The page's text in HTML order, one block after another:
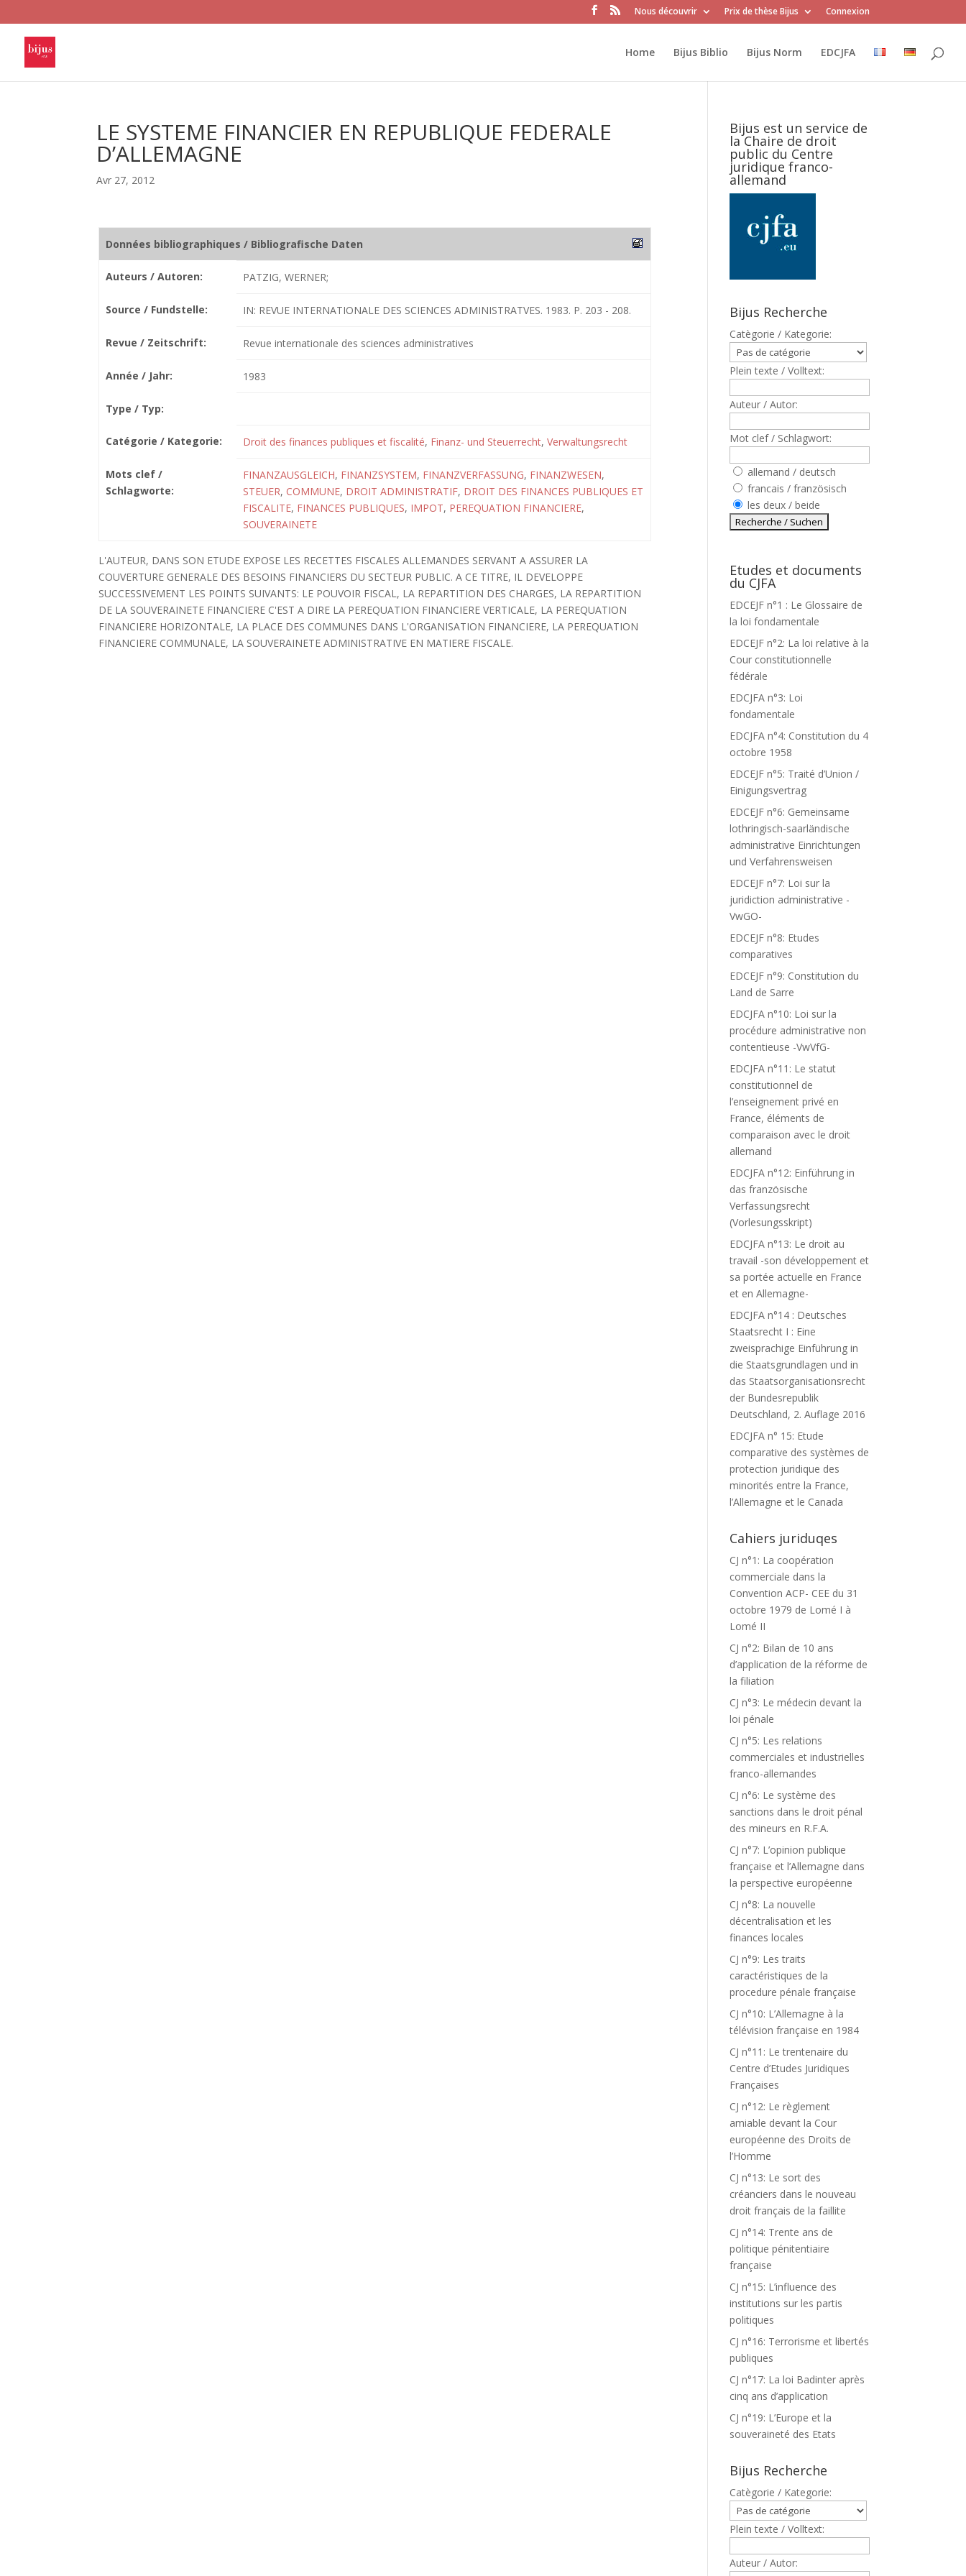
Nous découvrir Prix de thèse Bijus Connexion
Home Bijus Biblio Bijus Norm EDCJFA
LE SYSTEME FINANCIER EN REPUBLIQUE FEDERALE
D’ALLEMAGNE
Avr 27, 2012
Données bibliographiques / Bibliografische Daten
Auteurs / Autoren: PATZIG, WERNER;
Source / Fundstelle: IN: REVUE INTERNATIONALE DES SCIENCES ADMINISTRATVES. 1983. P. 203 - 208.
Revue / Zeitschrift: Revue internationale des sciences administratives
Année / Jahr: 1983
Type / Typ:
Catégorie / Kategorie: Droit des finances publiques et fiscalité, Finanz- und Steuerrecht, Verwaltungsrecht
Mots clef /
Schlagworte:
FINANZAUSGLEICH, FINANZSYSTEM, FINANZVERFASSUNG, FINANZWESEN,
STEUER, COMMUNE, DROIT ADMINISTRATIF, DROIT DES FINANCES PUBLIQUES ET
FISCALITE, FINANCES PUBLIQUES, IMPOT, PEREQUATION FINANCIERE,
SOUVERAINETE
L'AUTEUR, DANS SON ETUDE EXPOSE LES RECETTES FISCALES ALLEMANDES SERVANT A ASSURER LA
COUVERTURE GENERALE DES BESOINS FINANCIERS DU SECTEUR PUBLIC. A CE TITRE, IL DEVELOPPE
SUCCESSIVEMENT LES POINTS SUIVANTS: LE POUVOIR FISCAL, LA REPARTITION DES CHARGES, LA REPARTITION
DE LA SOUVERAINETE FINANCIERE C'EST A DIRE LA PEREQUATION FINANCIERE VERTICALE, LA PEREQUATION
FINANCIERE HORIZONTALE, LA PLACE DES COMMUNES DANS L'ORGANISATION FINANCIERE, LA PEREQUATION
FINANCIERE COMMUNALE, LA SOUVERAINETE ADMINISTRATIVE EN MATIERE FISCALE.
Bijus est un service de
la Chaire de droit
public du Centre
juridique franco-
allemand
Bijus Recherche
Catègorie / Kategorie:
Plein texte / Volltext:
Auteur / Autor:
Mot clef / Schlagwort:
allemand / deutsch
francais / französisch
les deux / beide
Etudes et documents
du CJFA
EDCEJF n°1 : Le Glossaire de
la loi fondamentale
EDCEJF n°2: La loi relative à la
Cour constitutionnelle
fédérale
EDCJFA n°3: Loi
fondamentale
EDCJFA n°4: Constitution du 4
octobre 1958
EDCEJF n°5: Traité d’Union /
Einigungsvertrag
EDCEJF n°6: Gemeinsame
lothringisch-saarländische
administrative Einrichtungen
und Verfahrensweisen
EDCEJF n°7: Loi sur la
juridiction administrative -
VwGO-
EDCEJF n°8: Etudes
comparatives
EDCEJF n°9: Constitution du
Land de Sarre
EDCJFA n°10: Loi sur la
procédure administrative non
contentieuse -VwVfG-
EDCJFA n°11: Le statut
constitutionnel de
l’enseignement privé en
France, éléments de
comparaison avec le droit
allemand
EDCJFA n°12: Einführung in
das französische
Verfassungsrecht
(Vorlesungsskript)
EDCJFA n°13: Le droit au
travail -son développement et
sa portée actuelle en France
et en Allemagne-
EDCJFA n°14 : Deutsches
Staatsrecht I : Eine
zweisprachige Einführung in
die Staatsgrundlagen und in
das Staatsorganisationsrecht
der Bundesrepublik
Deutschland, 2. Auflage 2016
EDCJFA n° 15: Etude
comparative des systèmes de
protection juridique des
minorités entre la France,
l’Allemagne et le Canada
Cahiers juriduqes
CJ n°1: La coopération
commerciale dans la
Convention ACP- CEE du 31
octobre 1979 de Lomé I à
Lomé II
CJ n°2: Bilan de 10 ans
d’application de la réforme de
la filiation
CJ n°3: Le médecin devant la
loi pénale
CJ n°5: Les relations
commerciales et industrielles
franco-allemandes
CJ n°6: Le système des
sanctions dans le droit pénal
des mineurs en R.F.A.
CJ n°7: L’opinion publique
française et l’Allemagne dans
la perspective européenne
CJ n°8: La nouvelle
décentralisation et les
finances locales
CJ n°9: Les traits
caractéristiques de la
procedure pénale française
CJ n°10: L’Allemagne à la
télévision française en 1984
CJ n°11: Le trentenaire du
Centre d’Etudes Juridiques
Françaises
CJ n°12: Le règlement
amiable devant la Cour
européenne des Droits de
l’Homme
CJ n°13: Le sort des
créanciers dans le nouveau
droit français de la faillite
CJ n°14: Trente ans de
politique pénitentiaire
française
CJ n°15: L’influence des
institutions sur les partis
politiques
CJ n°16: Terrorisme et libertés
publiques
CJ n°17: La loi Badinter après
cinq ans d’application
CJ n°19: L’Europe et la
souveraineté des Etats
Bijus Recherche
Catègorie / Kategorie:
Plein texte / Volltext:
Auteur / Autor: